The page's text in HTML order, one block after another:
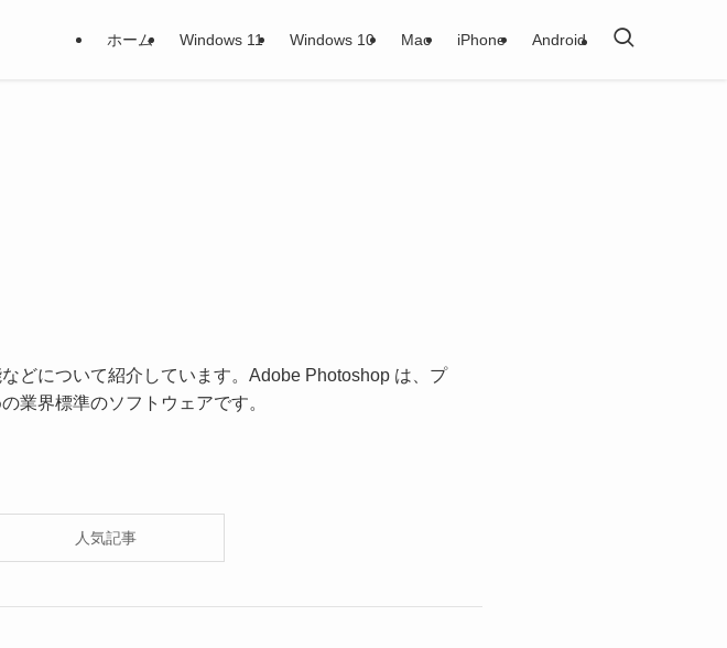
ホーム Windows 11 Windows 10 Mac iPhone Android
どについて紹介しています。Adobe Photoshop は、プ
業界標準のソフトウェアです。
人気記事